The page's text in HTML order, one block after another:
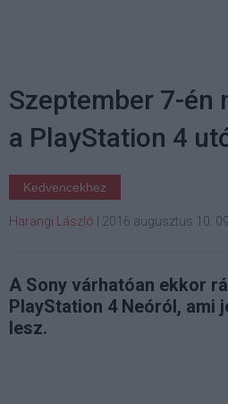
Szeptember 7-én
a PlayStation 4
Kedvencekhez
Harangi László 2016 augusztus 10.
A Sony várhatóan ekkor
PlayStation 4 Neóról, ami
lesz.